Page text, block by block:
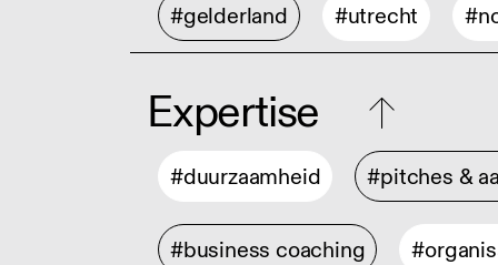
#gelderland #utrecht
Expertise
#duurzaamheid #pitches &
#business coaching